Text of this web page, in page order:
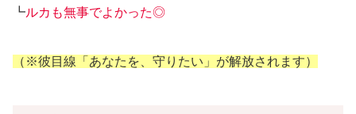
┗ルカも無事でよかった◎
（※彼目線「あなたを、守りたい」が解放されます）